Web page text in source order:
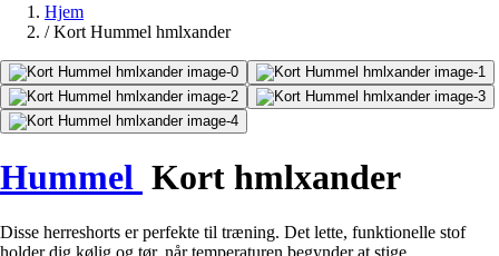
Hjem
/ Kort Hummel hmlxander
Hummel Kort hmlxander
Disse herreshorts er perfekte til træning. Det lette, funktionelle stof
holder dig kølig og tør, når temperaturen begynder at stige.